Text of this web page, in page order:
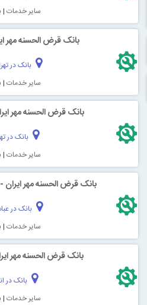
سایر خدمات |
بانک قرض الحسنه مهر
بانک در
سایر خدمات |
بانک قرض الحسنه مهر
بانک در
سایر خدمات |
بانک قرض الحسنه مهر ایران
بانک در
سایر خدمات |
بانک قرض الحسنه مهر
بانک در
سایر خدمات |